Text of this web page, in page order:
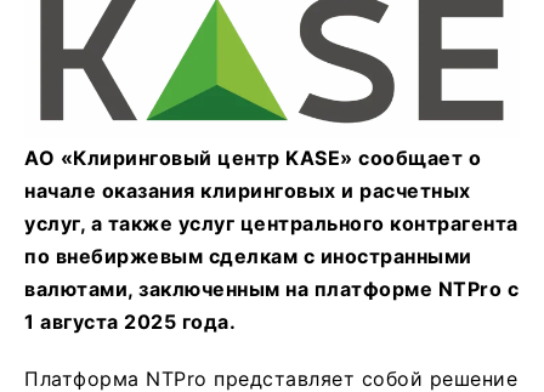
АО «Клиринговый центр KASE» сообщает о
начале оказания клиринговых и расчетных
услуг, а также услуг центрального контрагента
по внебиржевым сделкам с иностранными
валютами, заключенным на платформе NTPro с
1 августа 2025 года.
Платформа NTPro представляет собой решение